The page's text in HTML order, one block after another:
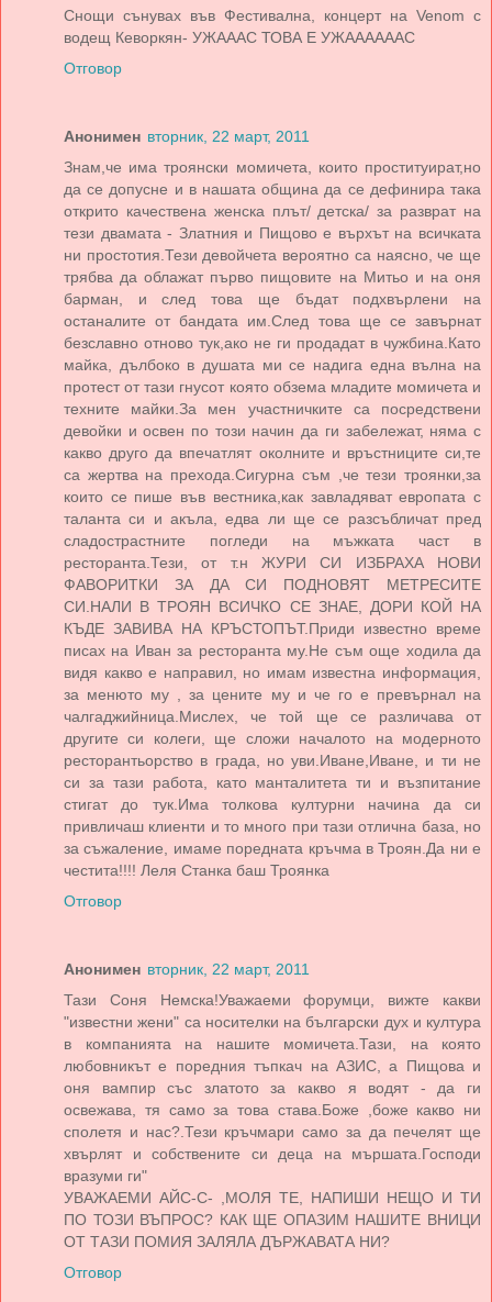
Снощи сънувах във Фестивална, концерт на Venom с
водещ Кеворкян- УЖАААС ТОВА Е УЖААААААС
Отговор
Анонимен вторник, 22 март, 2011
Знам,че има троянски момичета, които проституират,но
да се допусне и в нашата община да се дефинира така
открито качествена женска плът/ детска/ за разврат на
тези двамата - Златния и Пищово е върхът на всичката
ни простотия.Тези девойчета вероятно са наясно, че ще
трябва да облажат първо пищовите на Митьо и на оня
барман, и след това ще бъдат подхвърлени на
останалите от бандата им.След това ще се завърнат
безславно отново тук,ако не ги продадат в чужбина.Като
майка, дълбоко в душата ми се надига една вълна на
протест от тази гнусот която обзема младите момичета и
техните майки.За мен участничките са посредствени
девойки и освен по този начин да ги забележат, няма с
какво друго да впечатлят околните и връстниците си,те
са жертва на прехода.Сигурна съм ,че тези троянки,за
които се пише във вестника,как завладяват европата с
таланта си и акъла, едва ли ще се разсъбличат пред
сладострастните погледи на мъжката част в
ресторанта.Тези, от т.н ЖУРИ СИ ИЗБРАХА НОВИ
ФАВОРИТКИ ЗА ДА СИ ПОДНОВЯТ МЕТРЕСИТЕ
СИ.НАЛИ В ТРОЯН ВСИЧКО СЕ ЗНАЕ, ДОРИ КОЙ НА
КЪДЕ ЗАВИВА НА КРЪСТОПЪТ.Приди известно време
писах на Иван за ресторанта му.Не съм още ходила да
видя какво е направил, но имам известна информация,
за менюто му , за цените му и че го е превърнал на
чалгаджийница.Мислех, че той ще се различава от
другите си колеги, ще сложи началото на модерното
ресторантьорство в града, но уви.Иване,Иване, и ти не
си за тази работа, като манталитета ти и възпитание
стигат до тук.Има толкова културни начина да си
привличаш клиенти и то много при тази отлична база, но
за съжаление, имаме поредната кръчма в Троян.Да ни е
честита!!!! Леля Станка баш Троянка
Отговор
Анонимен вторник, 22 март, 2011
Тази Соня Немска!Уважаеми форумци, вижте какви
"известни жени" са носителки на български дух и култура
в компанията на нашите момичета.Тази, на която
любовникът е поредния тъпкач на АЗИС, а Пищова и
оня вампир със златото за какво я водят - да ги
освежава, тя само за това става.Боже ,боже какво ни
сполетя и нас?.Тези кръчмари само за да печелят ще
хвърлят и собствените си деца на мършата.Господи
вразуми ги"
УВАЖАЕМИ АЙС-С- ,МОЛЯ ТЕ, НАПИШИ НЕЩО И ТИ
ПО ТОЗИ ВЪПРОС? КАК ЩЕ ОПАЗИМ НАШИТЕ ВНИЦИ
ОТ ТАЗИ ПОМИЯ ЗАЛЯЛА ДЪРЖАВАТА НИ?
Отговор